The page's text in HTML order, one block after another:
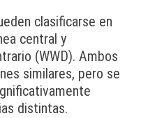
clasificarse en
central y
(WWD). Ambos
similares, pero se
distintas.